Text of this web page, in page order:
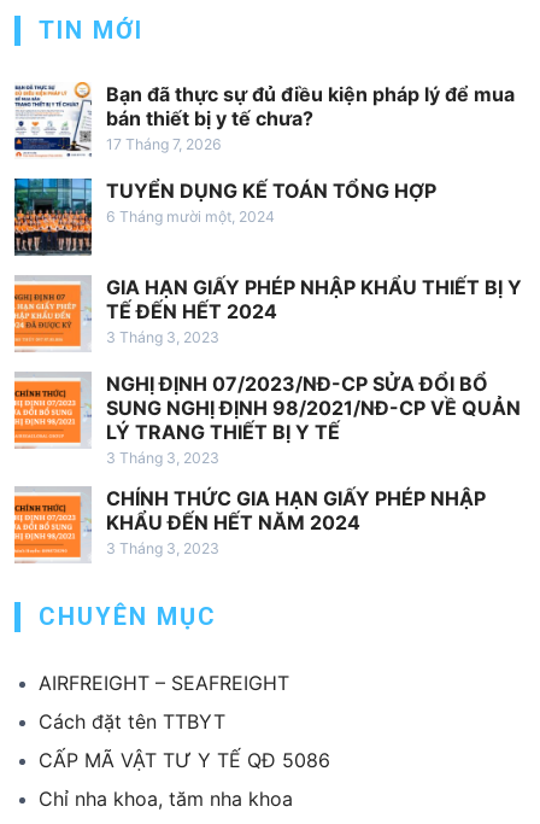
g
b
à
i
v
i
ế
t
TIN MỚI
Bạn đã thực sự đủ điều kiện pháp lý để mua
bán thiết bị y tế chưa?
17 Tháng 7, 2026
TUYỂN DỤNG KẾ TOÁN TỔNG HỢP
6 Tháng mười một, 2024
GIA HẠN GIẤY PHÉP NHẬP KHẨU THIẾT BỊ Y
TẾ ĐẾN HẾT 2024
3 Tháng 3, 2023
NGHỊ ĐỊNH 07/2023/NĐ-CP SỬA ĐỔI BỔ
SUNG NGHỊ ĐỊNH 98/2021/NĐ-CP VỀ QUẢN
LÝ TRANG THIẾT BỊ Y TẾ
3 Tháng 3, 2023
CHÍNH THỨC GIA HẠN GIẤY PHÉP NHẬP
KHẨU ĐẾN HẾT NĂM 2024
3 Tháng 3, 2023
CHUYÊN MỤC
AIRFREIGHT – SEAFREIGHT
Cách đặt tên TTBYT
CẤP MÃ VẬT TƯ Y TẾ QĐ 5086
Chỉ nha khoa, tăm nha khoa